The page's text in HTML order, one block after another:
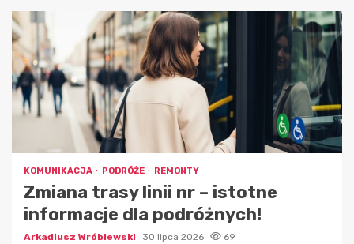
KOMUNIKACJA PODRÓŻE REMONTY
Zmiana trasy linii nr – istotne
informacje dla podróżnych!
Arkadiusz Wróblewski 30 lipca 2026 69